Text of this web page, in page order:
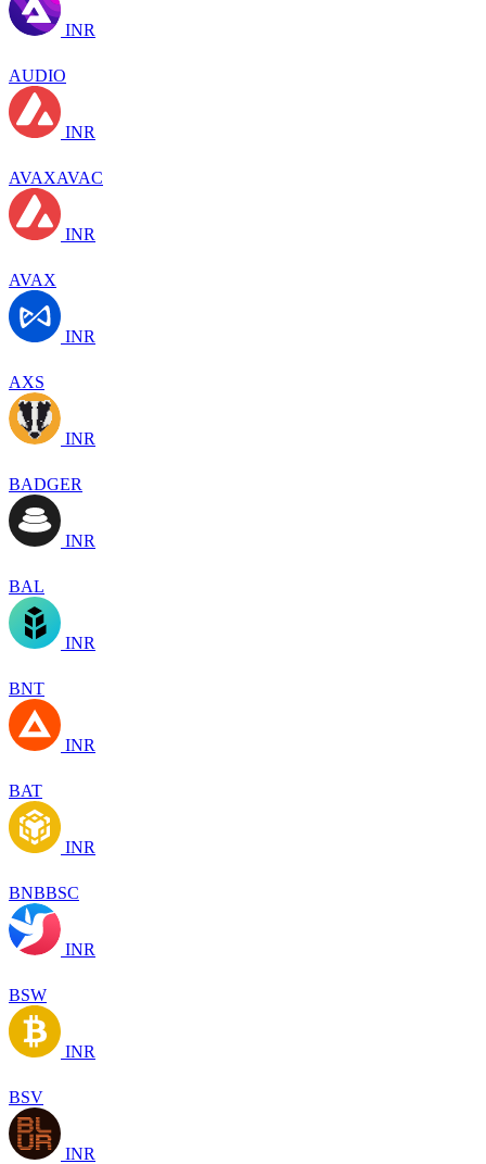
INR
AUDIO
INR
AVAXAVAC
INR
AVAX
INR
AXS
INR
BADGER
INR
BAL
INR
BNT
INR
BAT
INR
BNBBSC
INR
BSW
INR
BSV
INR